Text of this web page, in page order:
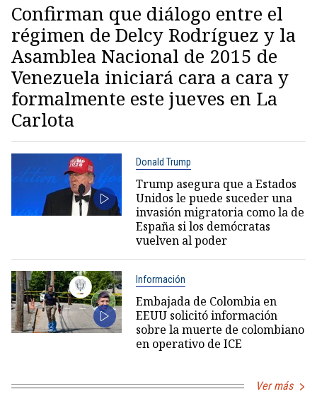
Confirman que diálogo entre el
régimen de Delcy Rodríguez y la
Asamblea Nacional de 2015 de
Venezuela iniciará cara a cara y
formalmente este jueves en La
Carlota
Donald Trump
Trump asegura que a Estados
Unidos le puede suceder una
invasión migratoria como la de
España si los demócratas
vuelven al poder
Información
Embajada de Colombia en
EEUU solicitó información
sobre la muerte de colombiano
en operativo de ICE
Ver más